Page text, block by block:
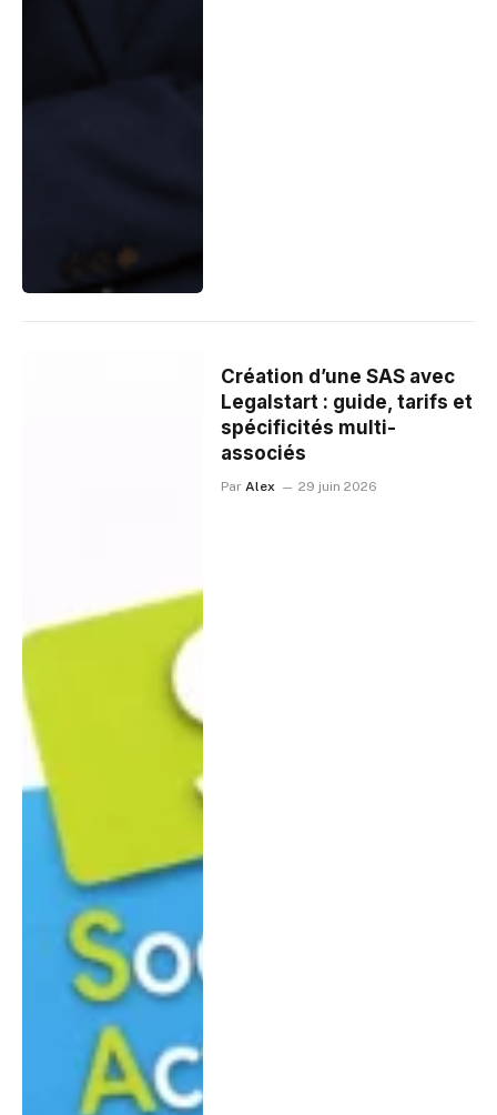
Création d’une SAS avec
Legalstart : guide, tarifs et
spécificités multi-
associés
Par Alex 29 juin 2026